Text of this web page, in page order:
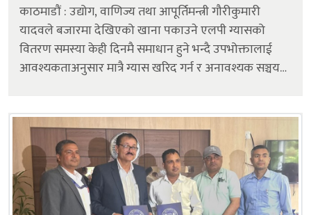
काठमाडौं : उद्योग, वाणिज्य तथा आपूर्तिमन्त्री गौरीकुमारी
यादवले बजारमा देखिएको खाना पकाउने एलपी ग्यासको
वितरण समस्या केही दिनमै समाधान हुने भन्दै उपभोक्तालाई
आवश्यकताअनुसार मात्रै ग्यास खरिद गर्न र अनावश्यक सञ्चय